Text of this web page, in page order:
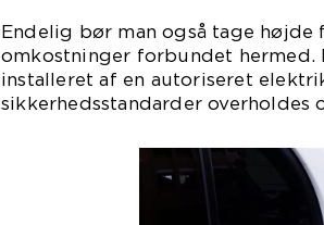
Endelig bør man også tage
omkostninger forbundet
installeret af en autoriseret
sikkerhedsstandarder overholdes